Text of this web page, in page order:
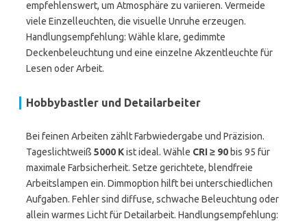
empfehlenswert, um Atmosphäre zu variieren. Vermeide
viele Einzelleuchten, die visuelle Unruhe erzeugen.
Handlungsempfehlung: Wähle klare, gedimmte
Deckenbeleuchtung und eine einzelne Akzentleuchte für
Lesen oder Arbeit.
Hobbybastler und Detailarbeiter
Bei feinen Arbeiten zählt Farbwiedergabe und Präzision.
Tageslichtweiß 5000 Kist ideal. Wähle CRI ≥ 90 bis 95 für
maximale Farbsicherheit. Setze gerichtete, blendfreie
Arbeitslampen ein. Dimmoption hilft bei unterschiedlichen
Aufgaben. Fehler sind diffuse, schwache Beleuchtung oder
allein warmes Licht für Detailarbeit. Handlungsempfehlung: